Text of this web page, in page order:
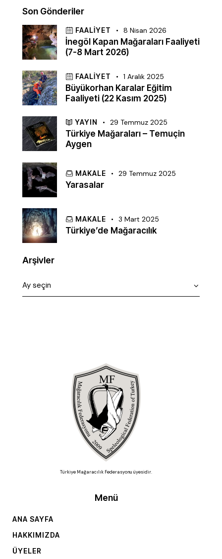
Son Gönderiler
FAALIYET 8 Nisan 2026
İnegöl Kapan Mağaraları Faaliyeti
(7-8 Mart 2026)
FAALIYET 1 Aralık 2025
Büyükorhan Karalar Eğitim
Faaliyeti (22 Kasım 2025)
YAYIN 29 Temmuz 2025
Türkiye Mağaraları – Temuçin
Aygen
MAKALE 29 Temmuz 2025
Yarasalar
MAKALE 3 Mart 2025
Türkiye’de Mağaracılık
Arşivler
Türkiye Mağaracılık Federasyonu üyesidir.
Menü
ANA SAYFA
HAKKIMIZDA
ÜYELER